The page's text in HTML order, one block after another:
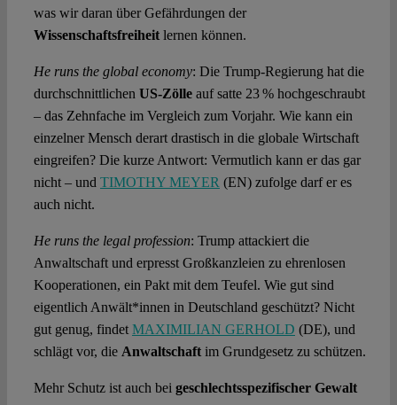
was wir daran über Gefährdungen der
Wissenschaftsfreiheitlernen können.
He runs the global economy: Die Trump-Regierung hat die
durchschnittlichen US-Zölleauf satte 23 % hochgeschraubt
– das Zehnfache im Vergleich zum Vorjahr. Wie kann ein
einzelner Mensch derart drastisch in die globale Wirtschaft
eingreifen? Die kurze Antwort: Vermutlich kann er das gar
nicht – und TIMOTHY MEYER (EN) zufolge darf er es
auch nicht.
He runs the legal profession: Trump attackiert die
Anwaltschaft und erpresst Großkanzleien zu ehrenlosen
Kooperationen, ein Pakt mit dem Teufel. Wie gut sind
eigentlich Anwält*innen in Deutschland geschützt? Nicht
gut genug, findet MAXIMILIAN GERHOLD (DE), und
schlägt vor, die Anwaltschaftim Grundgesetz zu schützen.
Mehr Schutz ist auch bei geschlechtsspezifischer Gewalt